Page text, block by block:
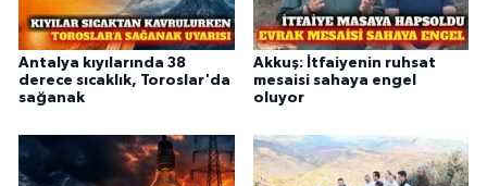
Antalya kıyılarında 38
derece sıcaklık, Toroslar'da
sağanak
Akkuş: İtfaiyenin ruhsat
mesaisi sahaya engel
oluyor